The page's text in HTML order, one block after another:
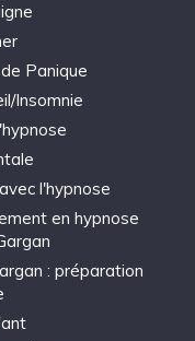
Panique
Insomnie
l'hypnose
en hypnose
: préparation